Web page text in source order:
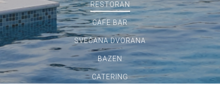
RESTORAN
CAFE BAR
SVEČANA DVORANA
BAZEN
CATERING